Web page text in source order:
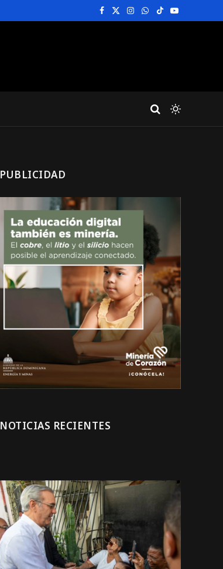
Facebook
X
Instagram
WhatsApp
TikTokYouTube
PUBLICIDAD
NOTICIAS RECIENTES